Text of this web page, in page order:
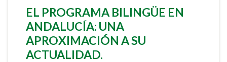
EL PROGRAMA BILINGÜE EN
ANDALUCÍA: UNA
APROXIMACIÓN A SU
ACTUALIDAD.